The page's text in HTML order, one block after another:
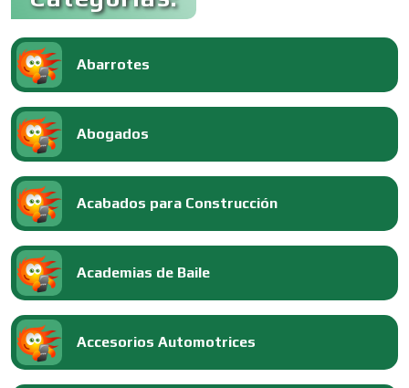
Abarrotes
Abogados
Acabados para Construcción
Academias de Baile
Accesorios Automotrices